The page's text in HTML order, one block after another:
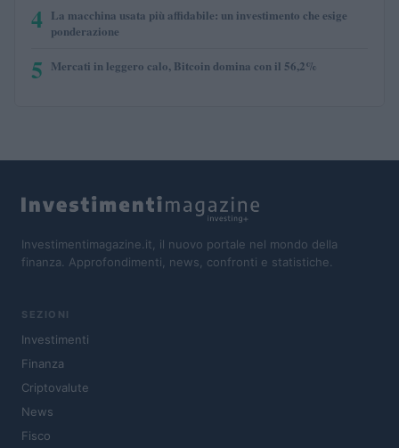
4 La macchina usata più affidabile: un investimento che esige
ponderazione
5 Mercati in leggero calo, Bitcoin domina con il 56,2%
Investimentimagazine.it, il nuovo portale nel mondo della
finanza. Approfondimenti, news, confronti e statistiche.
SEZIONI
Investimenti
Finanza
Criptovalute
News
Fisco